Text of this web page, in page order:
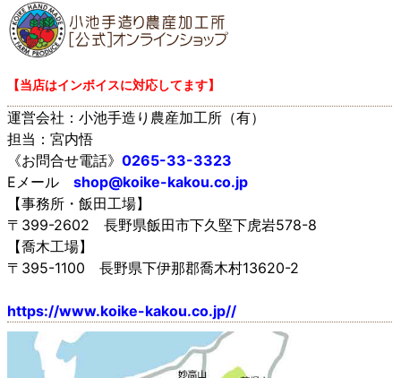
【当店はインボイスに対応してます】
運営会社：小池手造り農産加工所（有）
担当：宮内悟
《お問合せ電話》 0265-33-3323
Eメール shop@koike-kakou.co.jp
【事務所・飯田工場】
〒399-2602 長野県飯田市下久堅下虎岩578-8
【喬木工場】
〒395-1100 長野県下伊那郡喬木村13620-2
https://www.koike-kakou.co.jp//